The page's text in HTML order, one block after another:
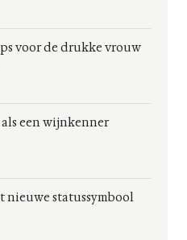
voor de drukke vrouw
een wijnkenner
nieuwe statussymbool